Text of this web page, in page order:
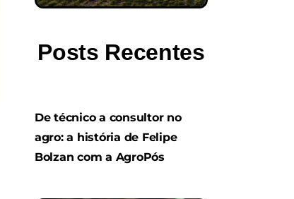
Posts Recentes
De técnico a consultor no
agro: a história de Felipe
Bolzan com a AgroPós